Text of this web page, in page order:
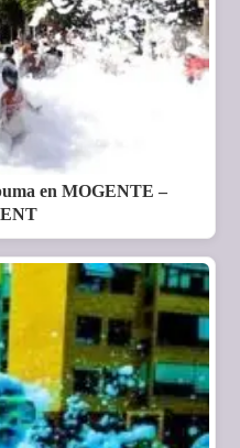
en MOGENTE –